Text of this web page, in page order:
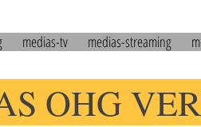
medias-tv medias-streaming
OHG